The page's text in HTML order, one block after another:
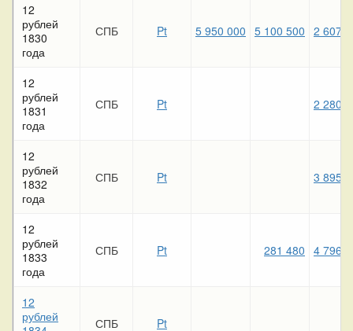
12
рублей
1830
года
СПБ Pt 5 950 000 5 100 500 2 607
12
рублей
1831
года
СПБ Pt 2 280
12
рублей
1832
года
СПБ Pt 3 895
12
рублей
1833
года
СПБ Pt 281 480 4 796
12
рублей
СПБ Pt